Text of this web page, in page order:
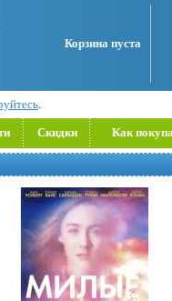
Корзина пуста
.
Скидки Как